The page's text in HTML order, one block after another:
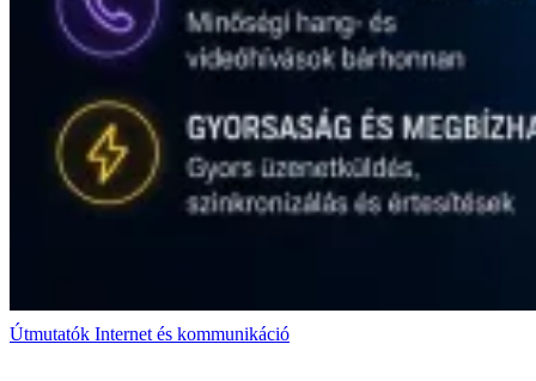
Útmutatók Internet és kommunikáció